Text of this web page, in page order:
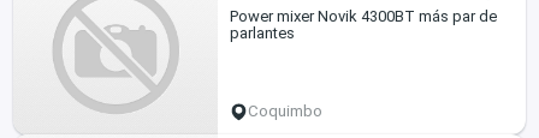
Power mixer Novik 4300BT más par de
parlantes
Coquimbo